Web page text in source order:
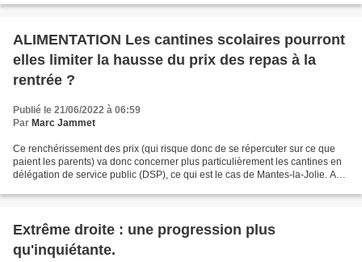
ALIMENTATION Les cantines scolaires pourront
elles limiter la hausse du prix des repas à la
rentrée ?
Publié le 21/06/2022 à 06:59
Par Marc Jammet
Ce renchérissement des prix (qui risque donc de se répercuter sur ce que
paient les parents) va donc concerner plus particulièrement les cantines en
délégation de service public (DSP), ce qui est le cas de Mantes-la-Jolie. A
Extrême droite : une progression plus
qu'inquiétante.